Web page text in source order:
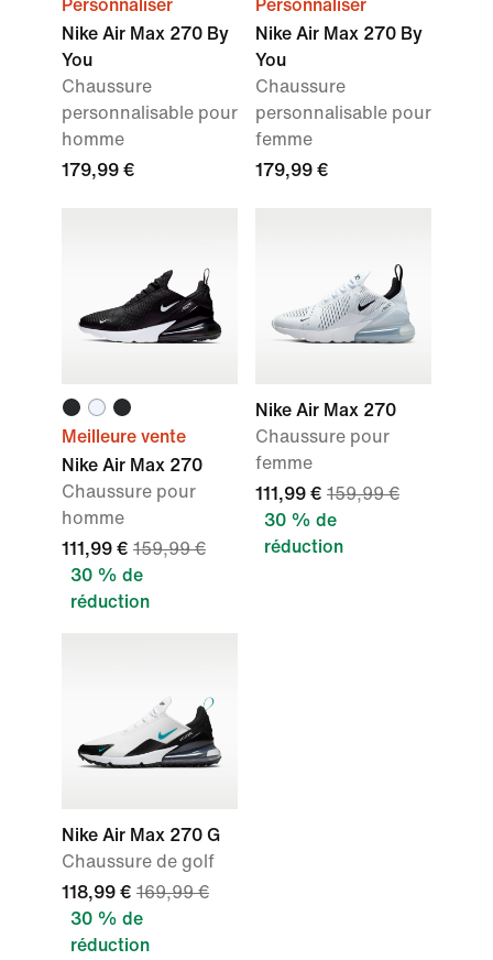
Personnaliser
Nike Air Max 270 By
You
Chaussure
personnalisable pour
homme
179,99 €
Personnaliser
Nike Air Max 270 By
You
Chaussure
personnalisable pour
femme
179,99 €
Meilleure vente
Nike Air Max 270
Chaussure pour
homme
111,99 € 159,99 €
30 % de
réduction
Nike Air Max 270
Chaussure pour
femme
111,99 € 159,99 €
30 % de
réduction
Nike Air Max 270 G
Chaussure de golf
118,99 € 169,99 €
30 % de
réduction